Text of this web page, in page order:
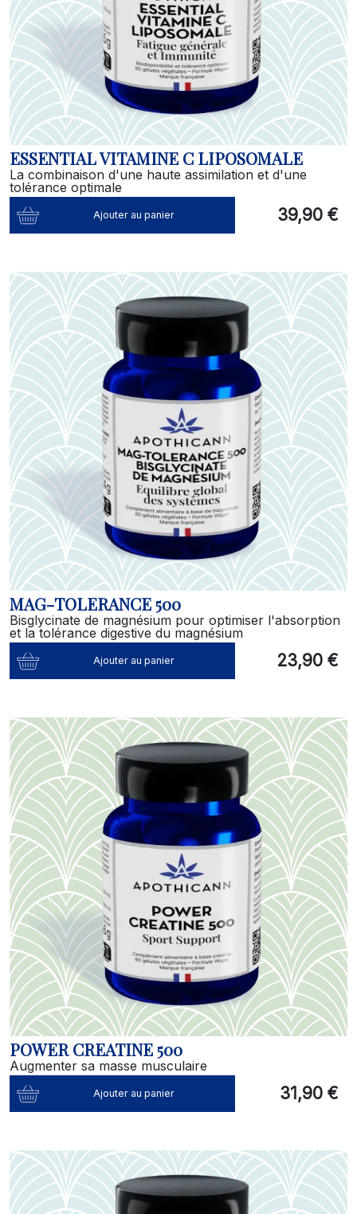
ESSENTIAL VITAMINE C LIPOSOMALE
La combinaison d'une haute assimilation et d'une
tolérance optimale
Ajouter au panier 39,90 €
MAG-TOLERANCE 500
Bisglycinate de magnésium pour optimiser l'absorption
et la tolérance digestive du magnésium
Ajouter au panier 23,90 €
POWER CREATINE 500
Augmenter sa masse musculaire
Ajouter au panier 31,90 €